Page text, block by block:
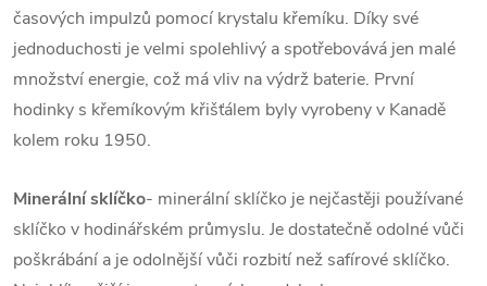
časových impulzů pomocí krystalu křemíku. Díky své
jednoduchosti je velmi spolehlivý a spotřebovává jen malé
množství energie, což má vliv na výdrž baterie. První
hodinky s křemíkovým křišťálem byly vyrobeny v Kanadě
kolem roku 1950.
Minerální sklíčko- minerální sklíčko je nejčastěji používané
sklíčko v hodinářském průmyslu. Je dostatečně odolné vůči
poškrábání a je odolnější vůči rozbití než safírové sklíčko.